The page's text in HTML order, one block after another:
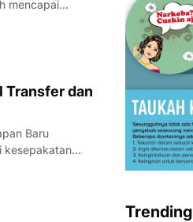
Transfer dan
Baru
Trending